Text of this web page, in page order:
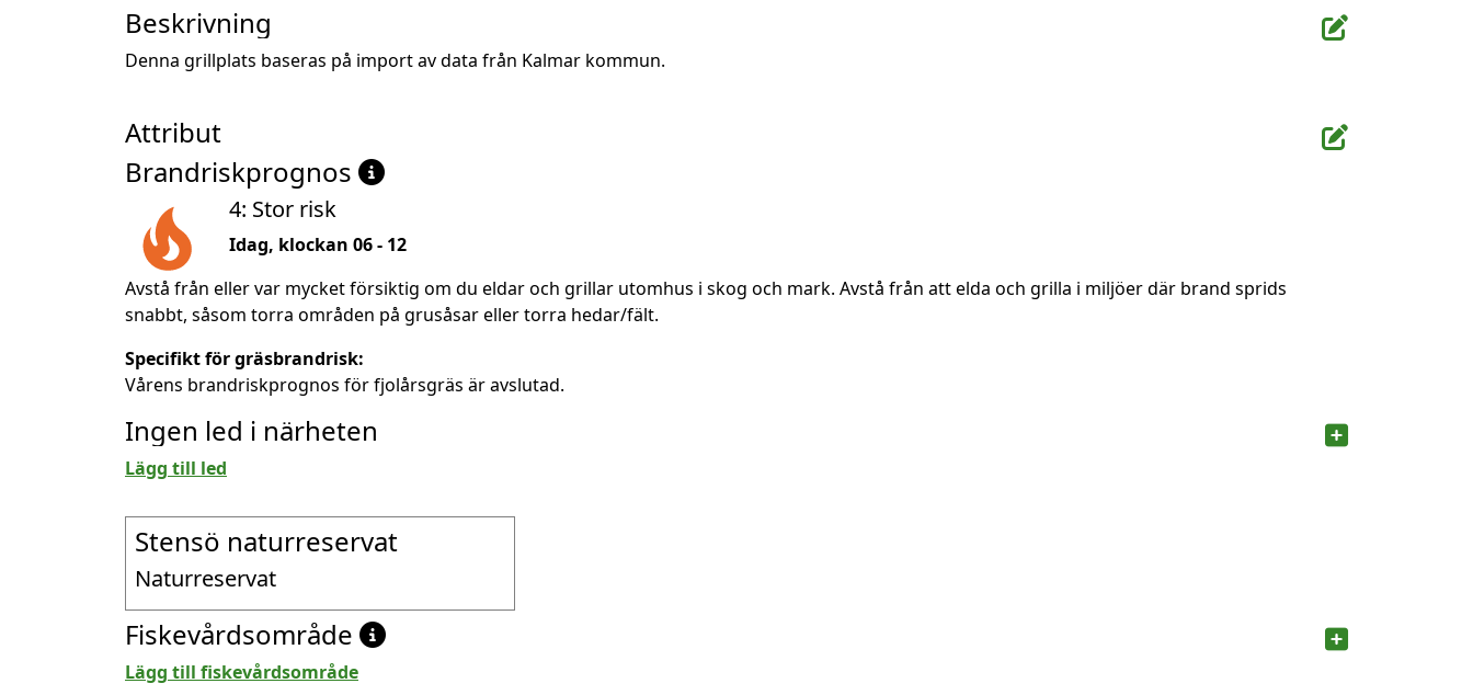
Beskrivning
Denna grillplats baseras på import av data från Kalmar kommun.
Attribut
Brandriskprognos
4: Stor risk
Idag, klockan 06 - 12
Avstå från eller var mycket försiktig om du eldar och grillar utomhus i skog och mark. Avstå från att elda och grilla i miljöer där brand sprids
snabbt, såsom torra områden på grusåsar eller torra hedar/fält.
Specifikt för gräsbrandrisk:
Vårens brandriskprognos för fjolårsgräs är avslutad.
Ingen led i närheten
Lägg till led
Stensö naturreservat
Naturreservat
Fiskevårdsområde
Lägg till fiskevårdsområde